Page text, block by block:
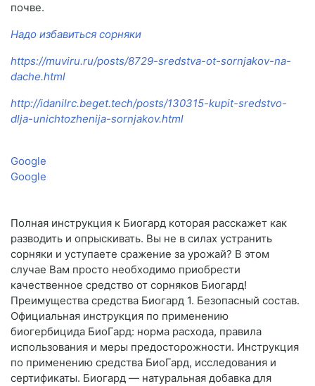
почве.
Надо избавиться сорняки
https://muviru.ru/posts/8729-sredstva-ot-sornjakov-na-
dache.html
http://idanilrc.beget.tech/posts/130315-kupit-sredstvo-
dlja-unichtozhenija-sornjakov.html
Google
Google
Полная инструкция к Биогард которая расскажет как
разводить и опрыскивать. Вы не в силах устранить
сорняки и уступаете сражение за урожай? В этом
случае Вам просто необходимо приобрести
качественное средство от сорняков Биогард!
Преимущества средства Биогард 1. Безопасный состав.
Официальная инструкция по применению
биогербицида БиоГард: норма расхода, правила
использования и меры предосторожности. Инструкция
по применению средства БиоГард, исследования и
сертификаты. Биогард — натуральная добавка для